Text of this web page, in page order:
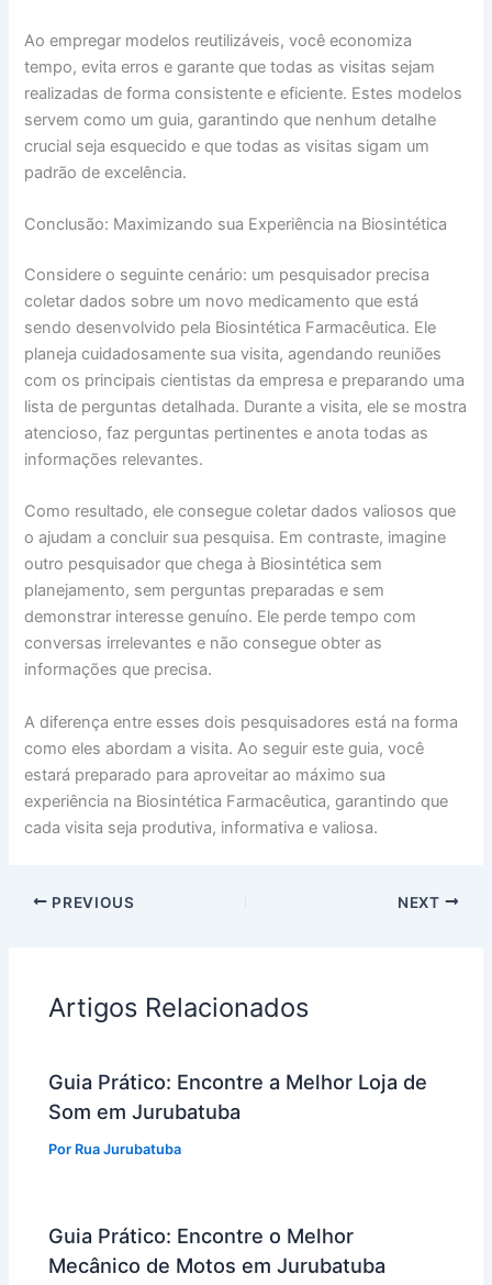
Ao empregar modelos reutilizáveis, você economiza
tempo, evita erros e garante que todas as visitas sejam
realizadas de forma consistente e eficiente. Estes modelos
servem como um guia, garantindo que nenhum detalhe
crucial seja esquecido e que todas as visitas sigam um
padrão de excelência.
Conclusão: Maximizando sua Experiência na Biosintética
Considere o seguinte cenário: um pesquisador precisa
coletar dados sobre um novo medicamento que está
sendo desenvolvido pela Biosintética Farmacêutica. Ele
planeja cuidadosamente sua visita, agendando reuniões
com os principais cientistas da empresa e preparando uma
lista de perguntas detalhada. Durante a visita, ele se mostra
atencioso, faz perguntas pertinentes e anota todas as
informações relevantes.
Como resultado, ele consegue coletar dados valiosos que
o ajudam a concluir sua pesquisa. Em contraste, imagine
outro pesquisador que chega à Biosintética sem
planejamento, sem perguntas preparadas e sem
demonstrar interesse genuíno. Ele perde tempo com
conversas irrelevantes e não consegue obter as
informações que precisa.
A diferença entre esses dois pesquisadores está na forma
como eles abordam a visita. Ao seguir este guia, você
estará preparado para aproveitar ao máximo sua
experiência na Biosintética Farmacêutica, garantindo que
cada visita seja produtiva, informativa e valiosa.
PREVIOUS NEXT
Artigos Relacionados
Guia Prático: Encontre a Melhor Loja de
Som em Jurubatuba
Por Rua Jurubatuba
Guia Prático: Encontre o Melhor
Mecânico de Motos em Jurubatuba